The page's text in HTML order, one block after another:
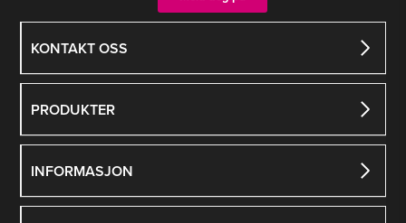
KONTAKT OSS
PRODUKTER
INFORMASJON